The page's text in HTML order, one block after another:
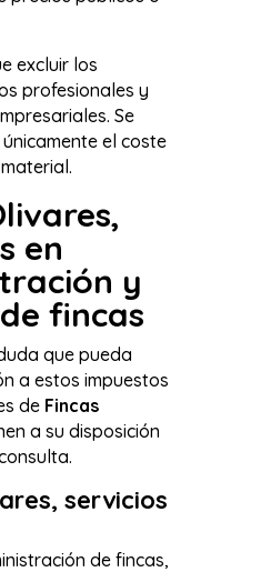
excluir los
profesionales y
Se
el coste
en
y
fincas
que pueda
a estos impuestos
de Fincas
a su disposición
servicios
de fincas,